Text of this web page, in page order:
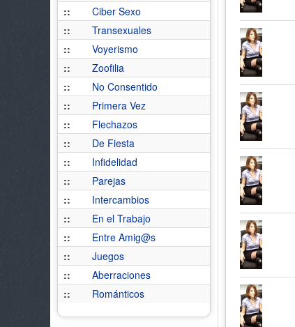
::
Ciber Sexo
::
Transexuales
::
Voyerismo
::
Zoofilia
::
No Consentido
::
Primera Vez
::
Flechazos
::
De Fiesta
::
Infidelidad
::
Parejas
::
Intercambios
::
En el Trabajo
::
Entre Amig@s
::
Juegos
::
Aberraciones
::
Románticos